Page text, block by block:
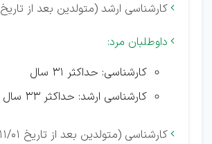
 کارشناسی ارشد (متولدین بعد از تاریخ 1373/11/01)
 داوطلبان مرد:
کارشناسی: حداکثر 31 سال
کارشناسی ارشد: حداکثر 33 سال
 کارشناسی (متولدین بعد از تاریخ 1373/11/01)